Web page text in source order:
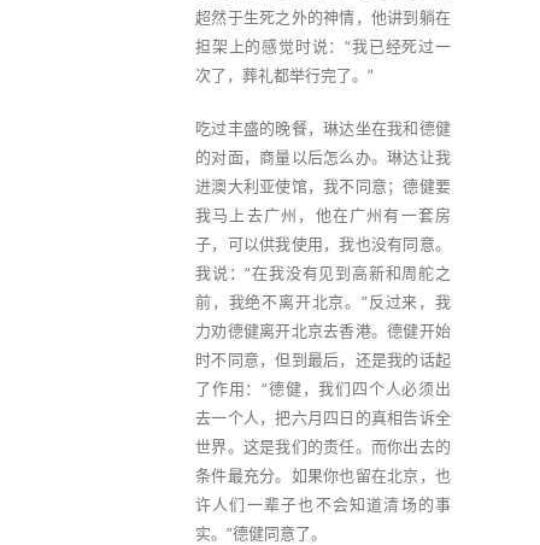
超然于生死之外的神情，他讲到躺在
担架上的感觉时说：“我已经死过一
次了，葬礼都举行完了。”
吃过丰盛的晚餐，琳达坐在我和德健
的对面，商量以后怎么办。琳达让我
进澳大利亚使馆，我不同意；德健要
我马上去广州，他在广州有一套房
子，可以供我使用，我也没有同意。
我说：“在我没有见到高新和周舵之
前，我绝不离开北京。”反过来，我
力劝德健离开北京去香港。德健开始
时不同意，但到最后，还是我的话起
了作用：“德健，我们四个人必须出
去一个人，把六月四日的真相告诉全
世界。这是我们的责任。而你出去的
条件最充分。如果你也留在北京，也
许人们一辈子也不会知道清场的事
实。”德健同意了。